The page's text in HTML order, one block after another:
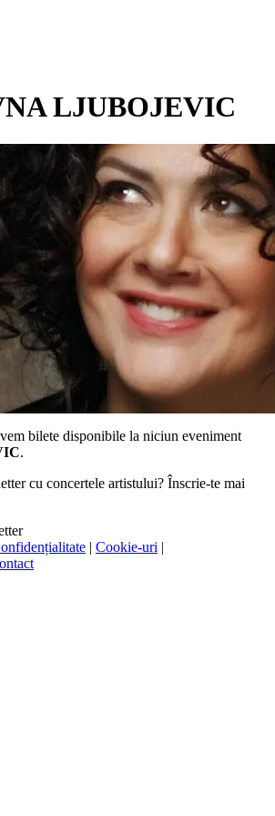
LJUBOJEVIC
bilete disponibile la niciun eveniment
.
cu concertele artistului? Înscrie-te mai
| Cookie-uri |